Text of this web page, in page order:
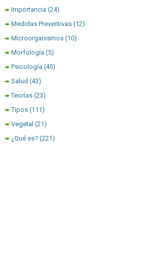
Importancia (24)
Medidas Preventivas (12)
Microorganismos (10)
Morfología (5)
Psicología (45)
Salud (43)
Teorías (23)
Tipos (111)
Vegetal (21)
¿Qué es? (221)